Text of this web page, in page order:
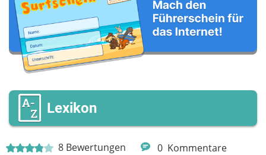
8 Bewertungen 0 Kommentare
Deine Nachricht
Lexikon